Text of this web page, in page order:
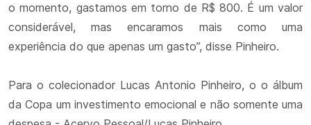
o momento, gastamos em torno de R$ 800. É um valor
considerável, mas encaramos mais como uma
experiência do que apenas um gasto”, disse Pinheiro.
Para o colecionador Lucas Antonio Pinheiro, o o álbum
da Copa um investimento emocional e não somente uma